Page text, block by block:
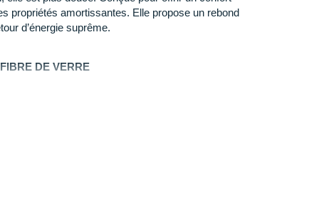
durable présent au niveau des zones
résistance à l'abrasion
: visibilité
propriétés amortissantes. Elle propose un rebond
d’énergie suprême.
DE VERRE